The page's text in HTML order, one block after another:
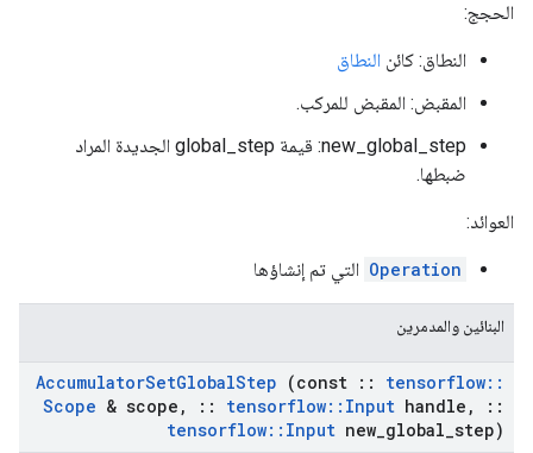
الحجج:
النطاق: كائن النطاق
المقبض: المقبض للمركب.
new_global_step: قيمة global_step الجديدة المراد
ضبطها.
العوائد:
Operation التي تم إنشاؤها
البنائين والمدمرين
AccumulatorSetGlobalStep (const :: tensorflow::
Scope & scope , :: tensorflow:: Input handle ,
::
tensorflow:: Input new global step)